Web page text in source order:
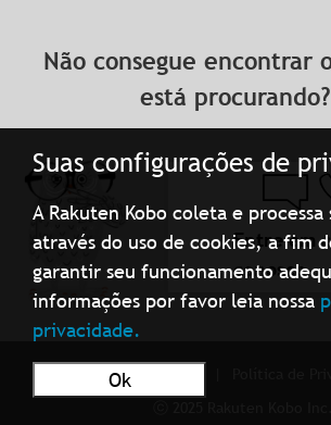
Suas configurações de
A Rakuten Kobo coleta e processa
através do uso de cookies, a fim
garantir seu funcionamento
informações por favor leia nossa
privacidade.
Ok
Não consegue encontrar
está procurando?
Entre em
conosco
Condições de uso